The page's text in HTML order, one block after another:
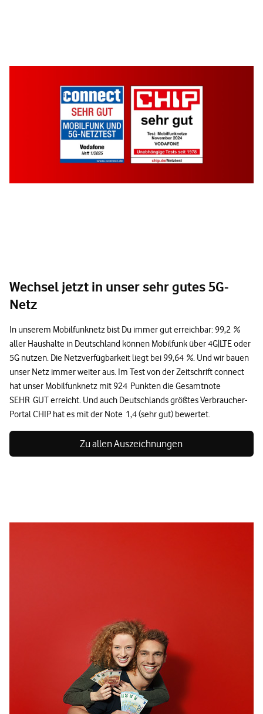
Wechsel jetzt in unser sehr gutes 5G-
Netz
In unserem Mobilfunknetz bist Du immer gut erreichbar: 99,2 %
aller Haushalte in Deutschland können Mobilfunk über 4G|LTE oder
5G nutzen. Die Netzverfügbarkeit liegt bei 99,64 %. Und wir bauen
unser Netz immer weiter aus. Im Test von der Zeitschrift connect
hat unser Mobilfunknetz mit 924 Punkten die Gesamtnote
SEHR GUT erreicht. Und auch Deutschlands größtes Verbraucher-
Portal CHIP hat es mit der Note 1,4 (sehr gut) bewertet.
Zu allen Auszeichnungen